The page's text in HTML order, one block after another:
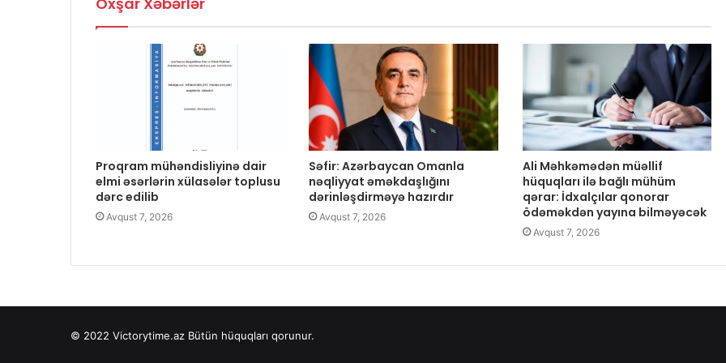
Proqram mühəndisliyinə dair
elmi əsərlərin xülasələr toplusu
dərc edilib
Avqust 7, 2026
Səfir: Azərbaycan Omanla
nəqliyyat əməkdaşlığını
dərinləşdirməyə hazırdır
Avqust 7, 2026
Ali Məhkəmədən müəllif
hüquqları ilə bağlı mühüm
qərar: İdxalçılar qonorar
ödəməkdən yayına bilməyəcək
Avqust 7, 2026
© 2022 Victorytime.az Bütün hüquqları qorunur.